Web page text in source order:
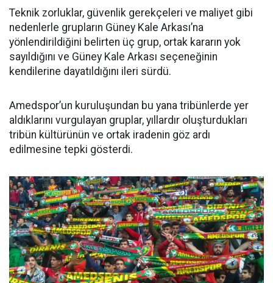
Teknik zorluklar, güvenlik gerekçeleri ve maliyet gibi
nedenlerle grupların Güney Kale Arkası’na
yönlendirildiğini belirten üç grup, ortak kararın yok
sayıldığını ve Güney Kale Arkası seçeneğinin
kendilerine dayatıldığını ileri sürdü.
Amedspor’un kuruluşundan bu yana tribünlerde yer
aldıklarını vurgulayan gruplar, yıllardır oluşturdukları
tribün kültürünün ve ortak iradenin göz ardı
edilmesine tepki gösterdi.